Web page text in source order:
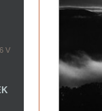
V